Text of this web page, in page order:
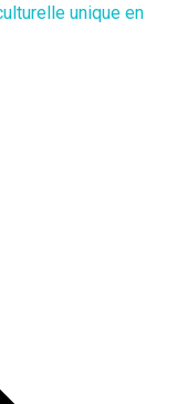
unique en